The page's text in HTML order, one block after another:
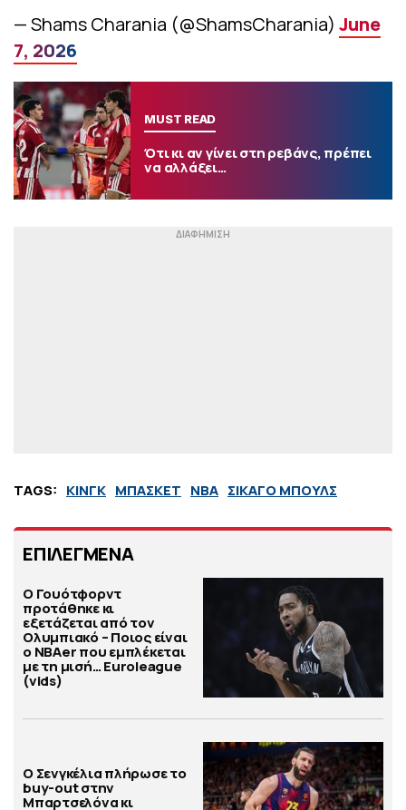
— Shams Charania (@ShamsCharania) June
7, 2026
MUST READ
Ότι κι αν γίνει στη ρεβάνς, πρέπει
να αλλάξει…
TAGS: ΚΙΝΓΚ ΜΠΑΣΚΕΤ ΝΒΑ ΣΙΚΑΓΟ ΜΠΟΥΛΣ
ΕΠΙΛΕΓΜΕΝΑ
Ο Γουότφορντ
προτάθηκε κι
εξετάζεται από τον
Ολυμπιακό – Ποιος είναι
ο ΝΒΑer που εμπλέκεται
με τη μισή… Euroleague
(vids)
Ο Σενγκέλια πλήρωσε το
buy-out στην
Μπαρτσελόνα κι